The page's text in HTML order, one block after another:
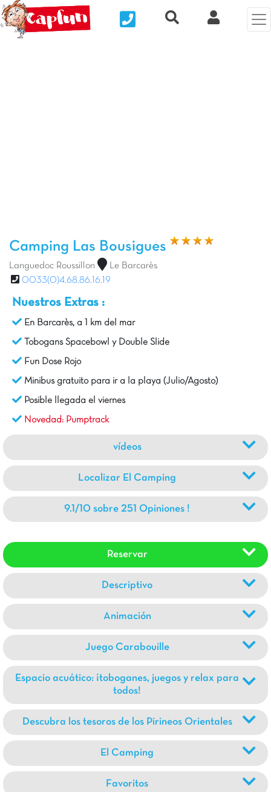
Nous contacterRecherche rapide
Mi
Camping Las Bousigues
Languedoc Roussillon
Le Barcarès
0033(0)4.68.86.16.19
Nuestros Extras :
En Barcarès, a 1 km del mar
Tobogans Spacebowl y Double Slide
Fun Dose Rojo
Minibus gratuito para ir a la playa (Julio/Agosto)
Posible llegada el viernes
Novedad: Pumptrack
vídeos
Localizar El Camping
9.1/10 sobre 251 Opiniones !
Reservar
Descriptivo
Animación
Juego Carabouille
Espacio acuático: ¡toboganes, juegos y relax para
todos!
Descubra los tesoros de los Pirineos Orientales
El Camping
Favoritos